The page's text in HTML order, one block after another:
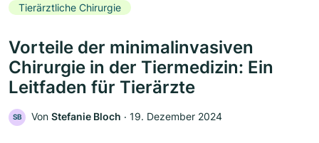
Tierärztliche Chirurgie
Vorteile der minimalinvasiven
Chirurgie in der Tiermedizin: Ein
Leitfaden für Tierärzte
SB Von Stefanie Bloch ‧ 19. Dezember 2024